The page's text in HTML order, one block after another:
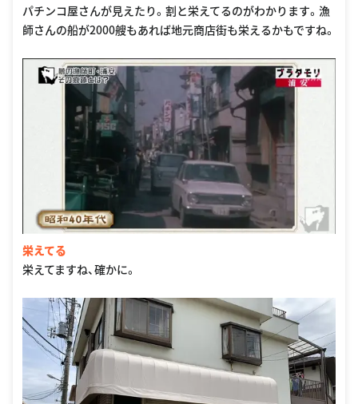
パチンコ屋さんが見えたり。割と栄えてるのがわかります。漁
師さんの船が2000艘もあれば地元商店街も栄えるかもですね。
栄えてる
栄えてますね、確かに。